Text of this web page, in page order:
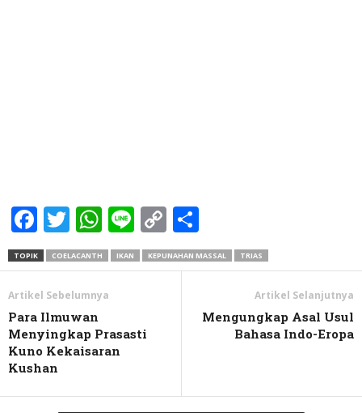
Facebook
Twitter
WhatsApp
LineCopy
Link
TOPIK COELACANTH IKAN KEPUNAHAN MASSAL TRIAS
Artikel Sebelumnya
Para Ilmuwan
Menyingkap Prasasti
Kuno Kekaisaran
Kushan
Artikel Selanjutnya
Mengungkap Asal Usul
Bahasa Indo-Eropa